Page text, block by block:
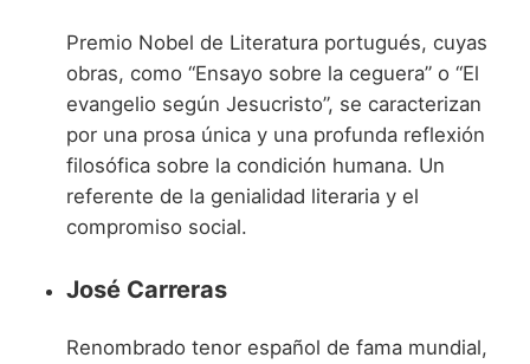
Premio Nobel de Literatura portugués, cuyas
obras, como “Ensayo sobre la ceguera” o “El
evangelio según Jesucristo”, se caracterizan
por una prosa única y una profunda reflexión
filosófica sobre la condición humana. Un
referente de la genialidad literaria y el
compromiso social.
José Carreras
Renombrado tenor español de fama mundial,